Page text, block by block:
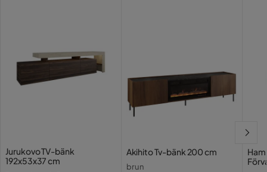
Jurukovo TV-bänk
192x53x37 cm
Akihito Tv-bänk 200 cm
brun